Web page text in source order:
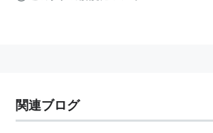
関連ブログ